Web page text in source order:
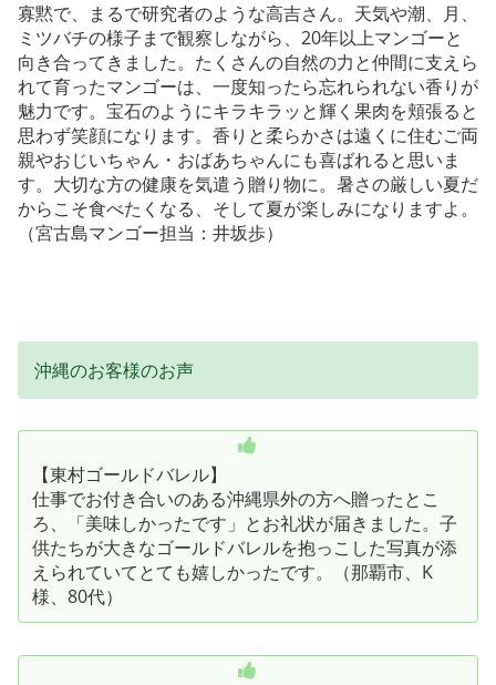
寡黙で、まるで研究者のような高吉さん。天気や潮、月、
ミツバチの様子まで観察しながら、20年以上マンゴーと
向き合ってきました。たくさんの自然の力と仲間に支えら
れて育ったマンゴーは、一度知ったら忘れられない香りが
魅力です。宝石のようにキラキラッと輝く果肉を頬張ると
思わず笑顔になります。香りと柔らかさは遠くに住むご両
親やおじいちゃん・おばあちゃんにも喜ばれると思いま
す。大切な方の健康を気遣う贈り物に。暑さの厳しい夏だ
からこそ食べたくなる、そして夏が楽しみになりますよ。
（宮古島マンゴー担当：井坂歩）
沖縄のお客様のお声
【東村ゴールドバレル】
仕事でお付き合いのある沖縄県外の方へ贈ったとこ
ろ、「美味しかったです」とお礼状が届きました。子
供たちが大きなゴールドバレルを抱っこした写真が添
えられていてとても嬉しかったです。（那覇市、K
様、80代）